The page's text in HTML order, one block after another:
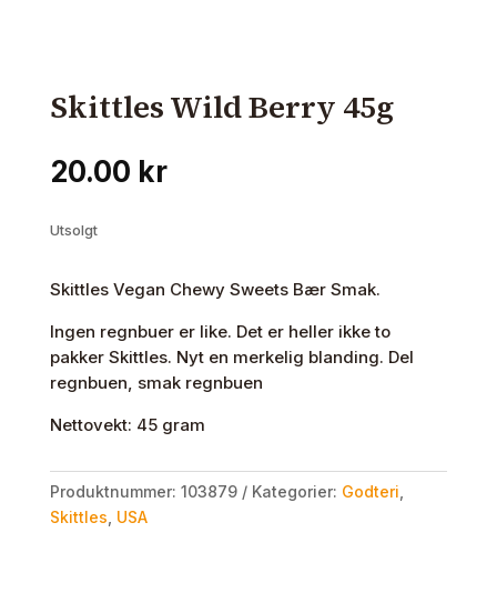
Skittles Wild Berry 45g
20.00 kr
Utsolgt
Skittles Vegan Chewy Sweets Bær Smak.
Ingen regnbuer er like. Det er heller ikke to
pakker Skittles. Nyt en merkelig blanding. Del
regnbuen, smak regnbuen
Nettovekt: 45 gram
Produktnummer: 103879 Kategorier: Godteri
Skittles USA